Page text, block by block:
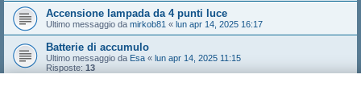
Accensione lampada da 4 punti luce
Ultimo messaggio da mirkob81 « lun apr 14, 2025 16:17
Batterie di accumulo
Ultimo messaggio da Esa « lun apr 14, 2025 11:15
Risposte: 13